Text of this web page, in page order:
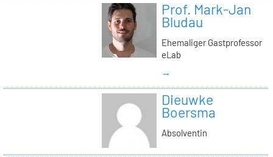
Prof. Mark-Jan
Bludau
Ehemaliger Gastprofessor
eLab
→
Dieuwke
Boersma
Absolventin